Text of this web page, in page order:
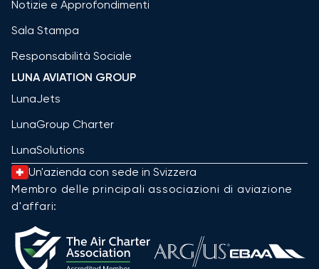
Notizie e Approfondimenti
Sala Stampa
Responsabilità Sociale
LUNA AVIATION GROUP
LunaJets
LunaGroup Charter
LunaSolutions
Un'azienda con sede in Svizzera
Membro delle principali associazioni di aviazione
d'affari: